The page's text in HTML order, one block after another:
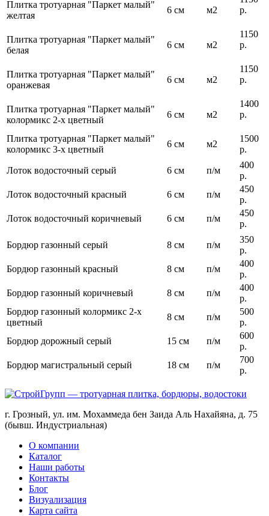
Плитка тротуарная "Паркет малый"
желтая
6 см м2
р.
Плитка тротуарная "Паркет малый"
белая
6 см м2
1150
р.
Плитка тротуарная "Паркет малый"
оранжевая
6 см м2
1150
р.
Плитка тротуарная "Паркет малый"
колормикс 2-х цветный
6 см м2
1400
р.
Плитка тротуарная "Паркет малый"
колормикс 3-х цветный
6 см м2
1500
р.
Лоток водосточный серый 6 см п/м
400
р.
Лоток водосточный красный
6 см п/м
450
р.
Лоток водосточный коричневый
6 см п/м
450
р.
Бордюр газонный серый 8 см п/м
350
р.
Бордюр газонный красный
8 см п/м
400
р.
Бордюр газонный коричневый
8 см п/м
400
р.
Бордюр газонный колормикс 2-х
цветный
8 см п/м
500
р.
Бордюр дорожный серый
15 см п/м
600
р.
Бордюр магистральный серый
18 см п/м
700
р.
г. Грозный, ул. им. Мохаммеда бен Заида Аль Нахайяна, д. 75
(бывш. Индустриальная)
О компании
Каталог
Наши работы
Контакты
Блог
Визуализация
Карта сайта